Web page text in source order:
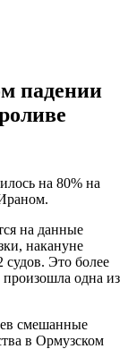
падении
на 80% на
на данные
накануне
судов. Это более
произошла одна из
смешанные
в Ормузском